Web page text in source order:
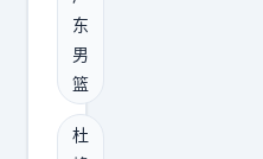
筐
和
保
护
死
缠
烂
打
，
宁
，
现
阶
抱
残
守
缺
俱
乐
部
总
经
东
男
篮
杜